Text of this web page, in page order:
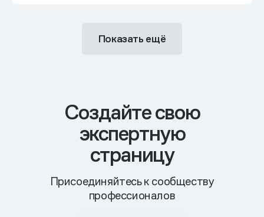
Показать ещё
Cоздайте свою
экспертную
страницу
Присоединяйтесь к сообществу
профессионалов